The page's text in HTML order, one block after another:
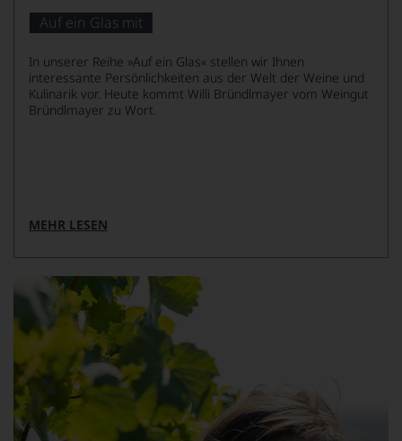
vonAuf ein Glas mit
In unserer Reihe »Auf ein Glas« stellen wir Ihnen
interessante Persönlichkeiten aus der Welt der Weine und
Kulinarik vor. Heute kommt Willi Bründlmayer vom Weingut
Bründlmayer zu Wort.
MEHR LESEN